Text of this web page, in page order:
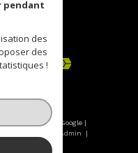
powered by Google |
Admin
Cookies
pendant
des
des
!